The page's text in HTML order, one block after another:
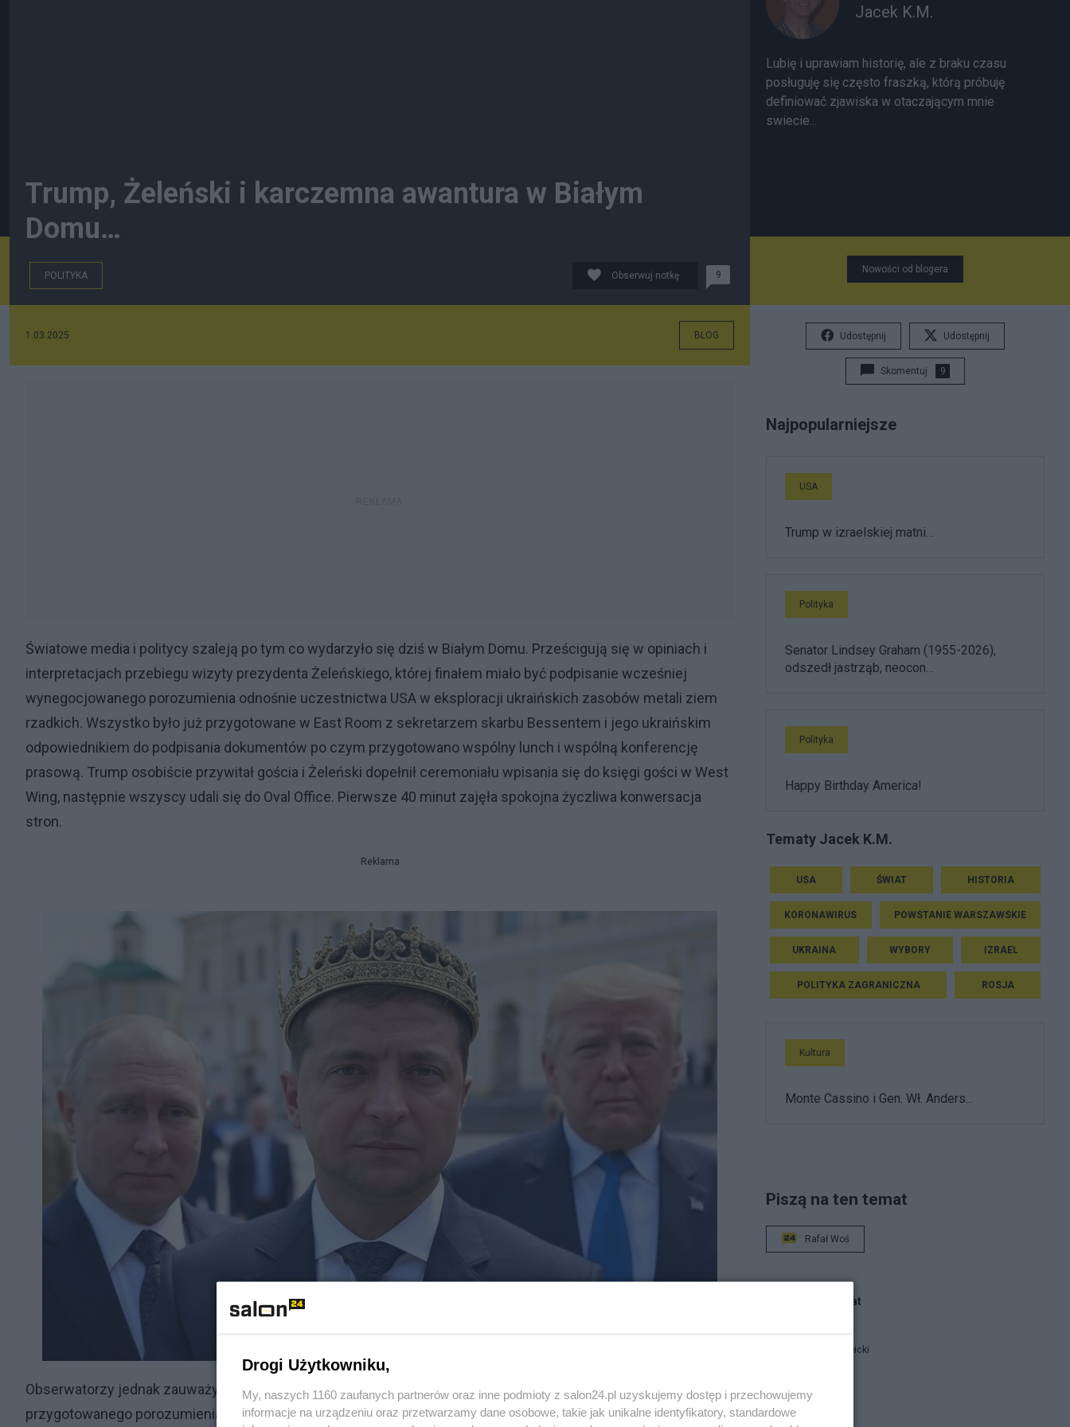
Trump, Żeleński i karczemna awantura w Białym
Domu…
POLITYKA Obserwuj notkę 9
1.03.2025 BLOG
Światowe media i politycy szaleją po tym co wydarzyło się dziś w Białym Domu. Prześcigują się w opiniach i
interpretacjach przebiegu wizyty prezydenta Żeleńskiego, której finałem miało być podpisanie wcześniej
wynegocjowanego porozumienia odnośnie uczestnictwa USA w eksploracji ukraińskich zasobów metali ziem
rzadkich. Wszystko było już przygotowane w East Room z sekretarzem skarbu Bessentem i jego ukraińskim
odpowiednikiem do podpisania dokumentów po czym przygotowano wspólny lunch i wspólną konferencję
prasową. Trump osobiście przywitał gościa i Żeleński dopełnił ceremoniału wpisania się do księgi gości w West
Wing, następnie wszyscy udali się do Oval Office. Pierwsze 40 minut zajęła spokojna życzliwa konwersacja
stron.
Reklama
Obserwatorzy jednak zauważyli, że w dyskusjach Żeleński ciągle próbował przesuwać granice już
przygotowanego porozumienia usiłując zmusić Trumpa do jasnego wypowiedzenia, że nie będzie negocjacji z
Jacek K.M.
Lubię i uprawiam historię, ale z braku czasu
posługuję się często fraszką, którą próbuję
definiować zjawiska w otaczającym mnie
swiecie...
Nowości od blogera
Udostępnij Udostępnij
Skomentuj 9
Najpopularniejsze
USA
Trump w izraelskiej matni…
Polityka
Senator Lindsey Graham (1955-2026),
odszedł jastrząb, neocon…
Polityka
Happy Birthday America!
Tematy Jacek K.M.
USA ŚWIAT HISTORIA
KORONAWIRUS POWSTANIE WARSZAWSKIE
UKRAINA WYBORY IZRAEL
POLITYKA ZAGRANICZNA ROSJA
Kultura
Monte Cassino i Gen. Wł. Anders...
Piszą na ten temat
Rafał Woś
Blogi na ten temat
Jan Filip Libicki
catrw
Drogi Użytkowniku,
My, naszych 1160 zaufanych partnerów oraz inne podmioty z salon24.pl uzyskujemy dostęp i przechowujemy
informacje na urządzeniu oraz przetwarzamy dane osobowe, takie jak unikalne identyfikatory, standardowe